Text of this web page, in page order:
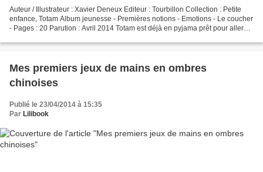
Auteur / Illustrateur : Xavier Deneux Editeur : Tourbillon Collection : Petite
enfance, Totam Album jeunesse - Premières notions - Emotions - Le coucher
- Pages : 20 Parution : Avril 2014 Totam est déjà en pyjama prêt pour aller
Mes premiers jeux de mains en ombres
chinoises
Publié le 23/04/2014 à 15:35
Par Lilibook